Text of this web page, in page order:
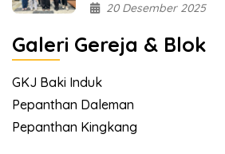
20 Desember 2025
Galeri Gereja & Blok
GKJ Baki Induk
Pepanthan Daleman
Pepanthan Kingkang